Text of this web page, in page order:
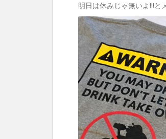
明日は休みじゃ無いよ!!!と